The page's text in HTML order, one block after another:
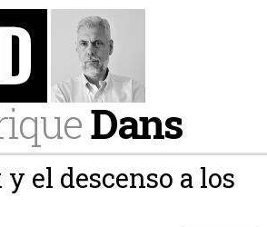
Dans
el descenso a los